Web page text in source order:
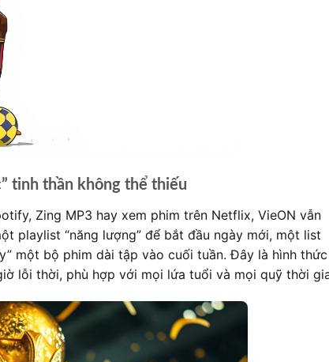
tinh thần không thể thiếu
Zing MP3 hay xem phim trên Netflix, VieON vẫn
playlist “năng lượng” để bắt đầu ngày mới, một list
một bộ phim dài tập vào cuối tuần. Đây là hình thức
lỗi thời, phù hợp với mọi lứa tuổi và mọi quỹ thời